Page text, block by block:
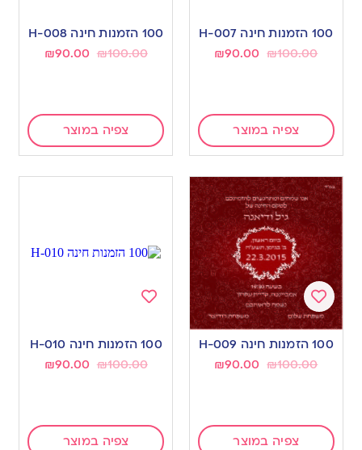
to
100 הזמנות חינה H-007
₪100.00
₪90.00
צפיה במוצר
to
100 הזמנות חינה H-008
₪100.00
₪90.00
צפיה במוצר
Add
to
wishlist
100 הזמנות חינה H-009
₪100.00
₪90.00
צפיה במוצר
to
wishlist
100 הזמנות חינה H-010
₪100.00
₪90.00
צפיה במוצר